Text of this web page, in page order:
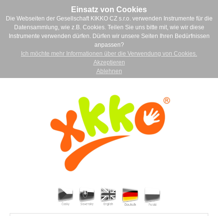
Einsatz von Cookies
Die Webseiten der Gesellschaft KIKKO CZ s.r.o. verwenden Instrumente für die
Datensammlung, wie z.B. Cookies. Teilen Sie uns bitte mit, wie wir diese
Instrumente verwenden dürfen. Dürfen wir unsere Seiten Ihren Bedürfnissen
anpassen?
Ich möchte mehr Informationen über die Verwendung von Cookies.
Akzeptieren
Ablehnen